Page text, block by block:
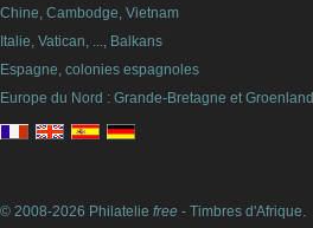
Chine, Cambodge, Vietnam
Italie, Vatican, ..., Balkans
Espagne, colonies espagnoles
Europe du Nord : Grande-Bretagne et Groenland
© 2008-2026 Philatelie free - Timbres d'Afrique.